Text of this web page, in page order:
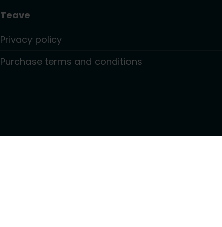
Teave
Privacy policy
Purchase terms and conditions